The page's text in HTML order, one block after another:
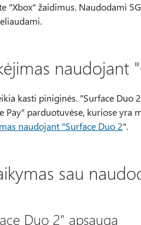
"Xbox" žaidimus. Naudodami
naudojant
kasti piniginės. "Surface
Pay" parduotuvėse, kuriose yra
naudojant "Surface Duo 2".
sau
Duo 2" apsauga